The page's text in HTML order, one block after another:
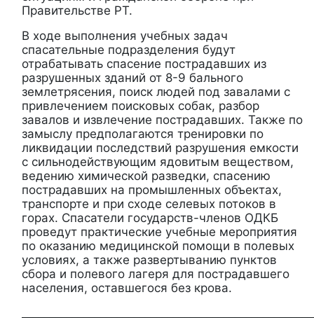
Правительстве РТ.
В ходе выполнения учебных задач
спасательные подразделения будут
отрабатывать спасение пострадавших из
разрушенных зданий от 8-9 бального
землетрясения, поиск людей под завалами с
привлечением поисковых собак, разбор
завалов и извлечение пострадавших. Также по
замыслу предполагаются тренировки по
ликвидации последствий разрушения емкости
с сильнодействующим ядовитым веществом,
ведению химической разведки, спасению
пострадавших на промышленных объектах,
транспорте и при сходе селевых потоков в
горах. Спасатели государств-членов ОДКБ
проведут практические учебные мероприятия
по оказанию медицинской помощи в полевых
условиях, а также развертыванию пунктов
сбора и полевого лагеря для пострадавшего
населения, оставшегося без крова.